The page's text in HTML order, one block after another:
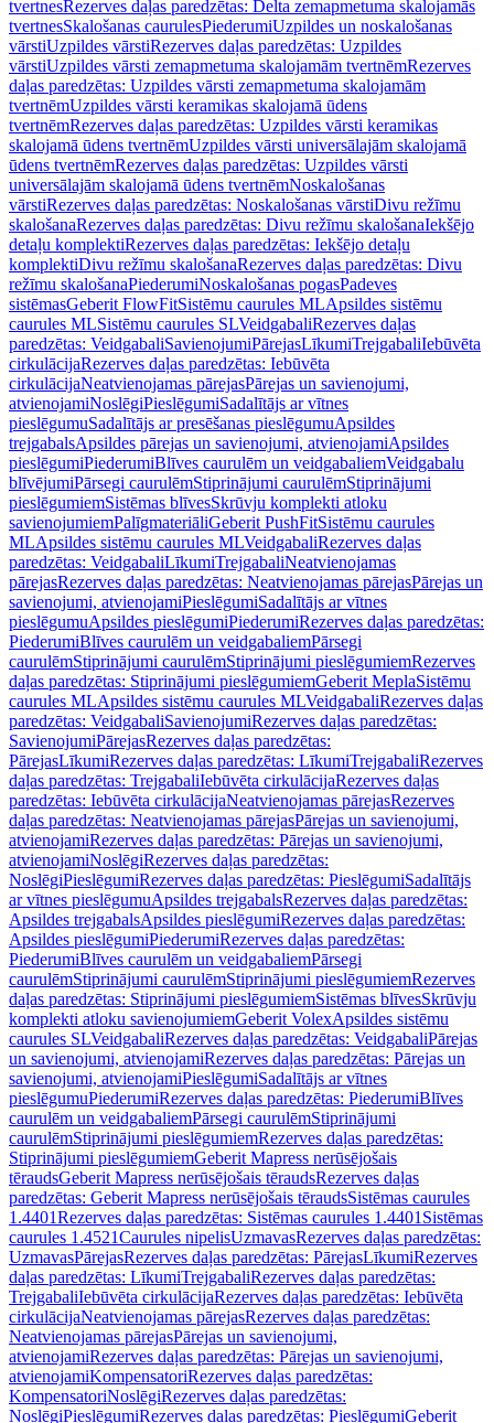
tvertnesRezerves daļas paredzētas: Delta zemapmetuma skalojamās
tvertnesSkalošanas caurulesPiederumiUzpildes un noskalošanas
vārstiUzpildes vārstiRezerves daļas paredzētas: Uzpildes
vārstiUzpildes vārsti zemapmetuma skalojamām tvertnēmRezerves
daļas paredzētas: Uzpildes vārsti zemapmetuma skalojamām
tvertnēmUzpildes vārsti keramikas skalojamā ūdens
tvertnēmRezerves daļas paredzētas: Uzpildes vārsti keramikas
skalojamā ūdens tvertnēmUzpildes vārsti universālajām skalojamā
ūdens tvertnēmRezerves daļas paredzētas: Uzpildes vārsti
universālajām skalojamā ūdens tvertnēmNoskalošanas
vārstiRezerves daļas paredzētas: Noskalošanas vārstiDivu režīmu
skalošanaRezerves daļas paredzētas: Divu režīmu skalošanaIekšējo
detaļu komplektiRezerves daļas paredzētas: Iekšējo detaļu
komplektiDivu režīmu skalošanaRezerves daļas paredzētas: Divu
režīmu skalošanaPiederumiNoskalošanas pogasPadeves
sistēmasGeberit FlowFitSistēmu caurules MLApsildes sistēmu
caurules MLSistēmu caurules SLVeidgabaliRezerves daļas
paredzētas: VeidgabaliSavienojumiPārejasLīkumiTrejgabaliIebūvēta
cirkulācijaRezerves daļas paredzētas: Iebūvēta
cirkulācijaNeatvienojamas pārejasPārejas un savienojumi,
atvienojamiNoslēgiPieslēgumiSadalītājs ar vītnes
pieslēgumuSadalītājs ar presēšanas pieslēgumuApsildes
trejgabalsApsildes pārejas un savienojumi, atvienojamiApsildes
pieslēgumiPiederumiBlīves caurulēm un veidgabaliemVeidgabalu
blīvējumiPārsegi caurulēmStiprinājumi caurulēmStiprinājumi
pieslēgumiemSistēmas blīvesSkrūvju komplekti atloku
savienojumiemPalīgmateriāliGeberit PushFitSistēmu caurules
MLApsildes sistēmu caurules MLVeidgabaliRezerves daļas
paredzētas: VeidgabaliLīkumiTrejgabaliNeatvienojamas
pārejasRezerves daļas paredzētas: Neatvienojamas pārejasPārejas un
savienojumi, atvienojamiPieslēgumiSadalītājs ar vītnes
pieslēgumuApsildes pieslēgumiPiederumiRezerves daļas paredzētas:
PiederumiBlīves caurulēm un veidgabaliemPārsegi
caurulēmStiprinājumi caurulēmStiprinājumi pieslēgumiemRezerves
daļas paredzētas: Stiprinājumi pieslēgumiemGeberit MeplaSistēmu
caurules MLApsildes sistēmu caurules MLVeidgabaliRezerves daļas
paredzētas: VeidgabaliSavienojumiRezerves daļas paredzētas:
SavienojumiPārejasRezerves daļas paredzētas:
PārejasLīkumiRezerves daļas paredzētas: LīkumiTrejgabaliRezerves
daļas paredzētas: TrejgabaliIebūvēta cirkulācijaRezerves daļas
paredzētas: Iebūvēta cirkulācijaNeatvienojamas pārejasRezerves
daļas paredzētas: Neatvienojamas pārejasPārejas un savienojumi,
atvienojamiRezerves daļas paredzētas: Pārejas un savienojumi,
atvienojamiNoslēgiRezerves daļas paredzētas:
NoslēgiPieslēgumiRezerves daļas paredzētas: PieslēgumiSadalītājs
ar vītnes pieslēgumuApsildes trejgabalsRezerves daļas paredzētas:
Apsildes trejgabalsApsildes pieslēgumiRezerves daļas paredzētas:
Apsildes pieslēgumiPiederumiRezerves daļas paredzētas:
PiederumiBlīves caurulēm un veidgabaliemPārsegi
caurulēmStiprinājumi caurulēmStiprinājumi pieslēgumiemRezerves
daļas paredzētas: Stiprinājumi pieslēgumiemSistēmas blīvesSkrūvju
komplekti atloku savienojumiemGeberit VolexApsildes sistēmu
caurules SLVeidgabaliRezerves daļas paredzētas: VeidgabaliPārejas
un savienojumi, atvienojamiRezerves daļas paredzētas: Pārejas un
savienojumi, atvienojamiPieslēgumiSadalītājs ar vītnes
pieslēgumuPiederumiRezerves daļas paredzētas: PiederumiBlīves
caurulēm un veidgabaliemPārsegi caurulēmStiprinājumi
caurulēmStiprinājumi pieslēgumiemRezerves daļas paredzētas:
Stiprinājumi pieslēgumiemGeberit Mapress nerūsējošais
tēraudsGeberit Mapress nerūsējošais tēraudsRezerves daļas
paredzētas: Geberit Mapress nerūsējošais tēraudsSistēmas caurules
1.4401Rezerves daļas paredzētas: Sistēmas caurules 1.4401 Sistēmas
caurules 1.4521Caurules nipelisUzmavasRezerves daļas paredzētas:
UzmavasPārejasRezerves daļas paredzētas: PārejasLīkumiRezerves
daļas paredzētas: LīkumiTrejgabaliRezerves daļas paredzētas:
TrejgabaliIebūvēta cirkulācijaRezerves daļas paredzētas: Iebūvēta
cirkulācijaNeatvienojamas pārejasRezerves daļas paredzētas:
Neatvienojamas pārejasPārejas un savienojumi,
atvienojamiRezerves daļas paredzētas: Pārejas un savienojumi,
atvienojamiKompensatoriRezerves daļas paredzētas:
KompensatoriNoslēgiRezerves daļas paredzētas:
NoslēgiPieslēgumiRezerves daļas paredzētas: PieslēgumiGeberit